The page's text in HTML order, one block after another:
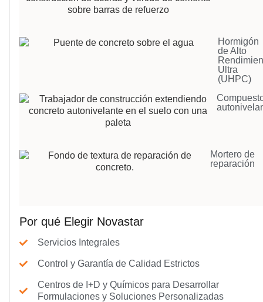
Hormigón
de Alto
Ultra
(UHPC)
Mortero de
reparación
Por qué Elegir Novastar
Servicios Integrales
Control y Garantía de Calidad Estrictos
Centros de I+D y Químicos para Desarrollar
Formulaciones y Soluciones Personalizadas